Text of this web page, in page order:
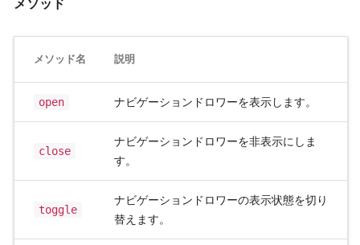
メソッド
メソッド名 説明
open ナビゲーションドロワーを表示します。
close
ナビゲーションドロワーを非表示にしま
す。
toggle
ナビゲーションドロワーの表示状態を切り
替えます。